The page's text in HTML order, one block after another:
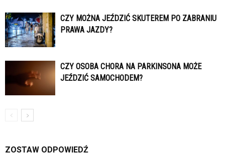
CZY MOŻNA JEŹDZIĆ SKUTEREM PO ZABRANIU
PRAWA JAZDY?
CZY OSOBA CHORA NA PARKINSONA MOŻE
JEŹDZIĆ SAMOCHODEM?
ZOSTAW ODPOWIEDŹ